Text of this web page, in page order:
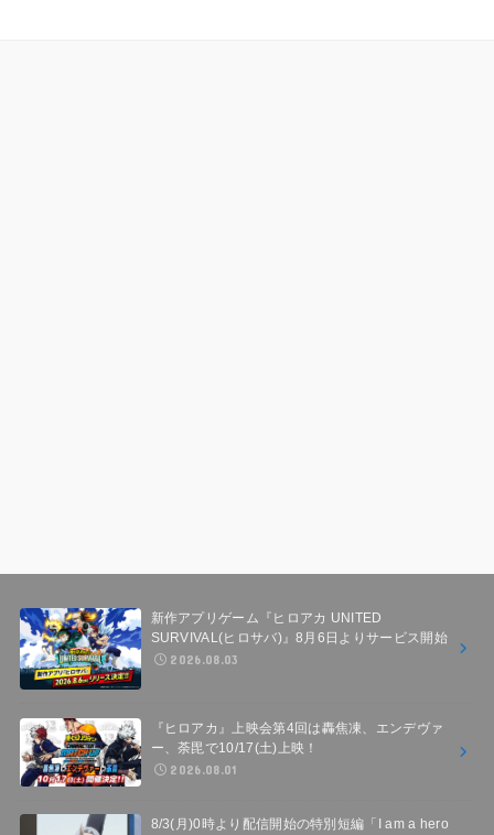
新作アプリゲーム『ヒロアカ UNITED
SURVIVAL(ヒロサバ)』8月6日よりサービス開始
2026.08.03
『ヒロアカ』上映会第4回は轟焦凍、エンデヴァ
ー、荼毘で10/17(土)上映！
2026.08.01
8/3(月)0時より配信開始の特別短編「I am a hero